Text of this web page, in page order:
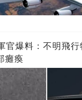
官爆料：不明飛
癱瘓